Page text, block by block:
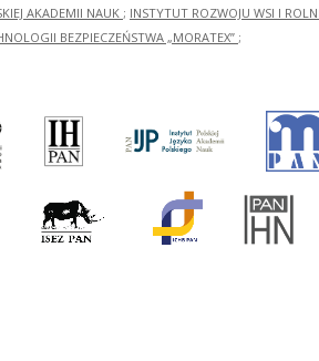
AKADEMII NAUK ; INSTYTUT ROZWOJU WSI I
BEZPIECZEŃSTWA „MORATEX” ;